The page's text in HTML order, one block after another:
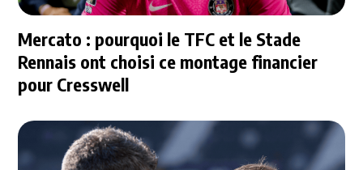
Mercato : pourquoi le TFC et le Stade
Rennais ont choisi ce montage financier
pour Cresswell